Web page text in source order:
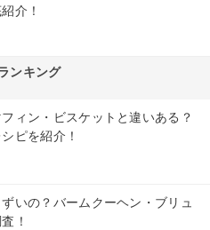
介！
ンキング
ィン・ビスケットと違いある？
ピを紹介！
いの？バームクーヘン・ブリュ
！